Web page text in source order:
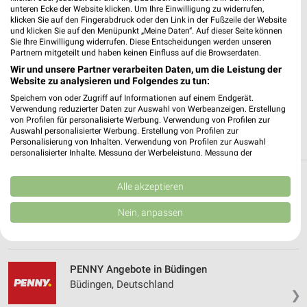
✔Standortgenaue Angebote
✔Folge deinem Lieblingshändler
✔Push-Benachrichtigungen bei neuen Prospekten
✔Einkaufsliste - Einkauf stressfrei planen
JETZT LADEN UND SPAREN!
Weitere PENNY Geschäfte mit Angeboten in
und um Ortenberg
❯
PENNY Angebote in Büdingen
Büdingen, Deutschland
unteren Ecke der Website klicken. Um Ihre Einwilligung zu widerrufen,
klicken Sie auf den Fingerabdruck oder den Link in der Fußzeile der Website
und klicken Sie auf den Menüpunkt „Meine Daten“. Auf dieser Seite können
Sie Ihre Einwilligung widerrufen. Diese Entscheidungen werden unseren
Partnern mitgeteilt und haben keinen Einfluss auf die Browserdaten.
Wir und unsere Partner verarbeiten Daten, um die Leistung der
Website zu analysieren und Folgendes zu tun:
Speichern von oder Zugriff auf Informationen auf einem Endgerät.
Verwendung reduzierter Daten zur Auswahl von Werbeanzeigen. Erstellung
von Profilen für personalisierte Werbung. Verwendung von Profilen zur
Auswahl personalisierter Werbung. Erstellung von Profilen zur
Personalisierung von Inhalten. Verwendung von Profilen zur Auswahl
personalisierter Inhalte. Messung der Werbeleistung. Messung der
Kombinationen von Daten aus verschiedenen Quellen. Entwicklung und
Verbesserung der Angebote. Verwendung reduzierter Daten zur Auswahl
von Inhalten.
Daten können außerhalb der Europäischen Union weitergegeben und in die
Website/App.
Partnerliste anzeigen (1 IAB-Anbieter)
Wir nutzen Ihre Daten für folgende Zwecke:
Alle akzeptieren
Nein, anpassen